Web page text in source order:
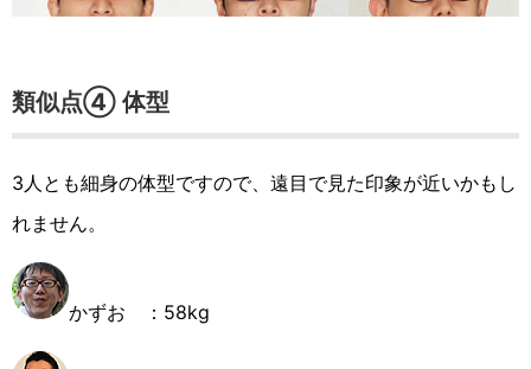
類似点④ 体型
3人とも細身の体型ですので、遠目で見た印象が近いかもし
れません。
かずお ：58kg